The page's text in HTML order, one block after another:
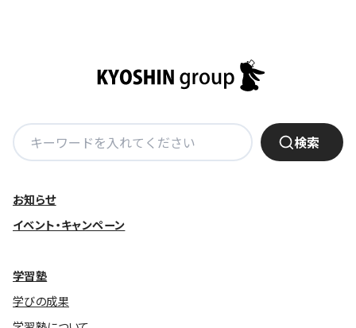
検
索:
検索
お知らせ
イベント・キャンペーン
学習塾
学びの成果